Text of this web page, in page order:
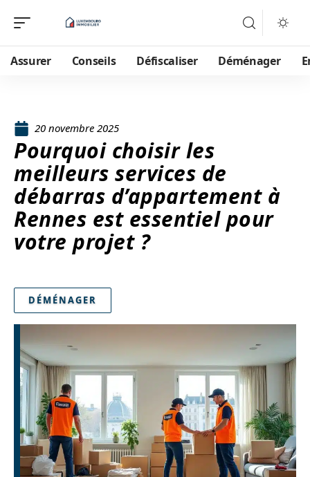
Assurer Conseils Défiscaliser Déménager
20 novembre 2025
Pourquoi choisir les
meilleurs services de
débarras d’appartement à
Rennes est essentiel pour
votre projet ?
DÉMÉNAGER